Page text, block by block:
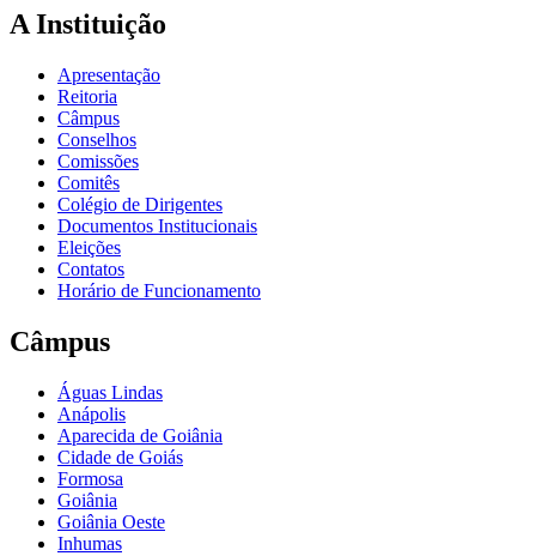
A Instituição
Apresentação
Reitoria
Câmpus
Conselhos
Comissões
Comitês
Colégio de Dirigentes
Documentos Institucionais
Eleições
Contatos
Horário de Funcionamento
Câmpus
Águas Lindas
Anápolis
Aparecida de Goiânia
Cidade de Goiás
Formosa
Goiânia
Goiânia Oeste
Inhumas